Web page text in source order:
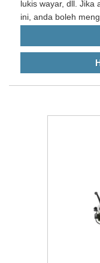
lukis wayar, dll. Jika
ini, anda boleh